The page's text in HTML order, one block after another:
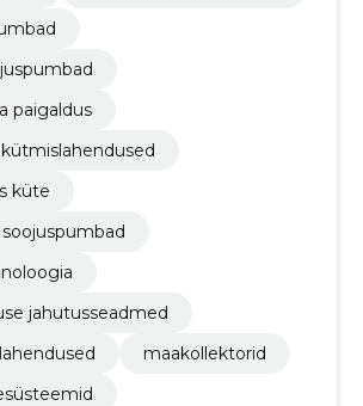
paigaldus
küte
jahutusseadmed
maakollektorid